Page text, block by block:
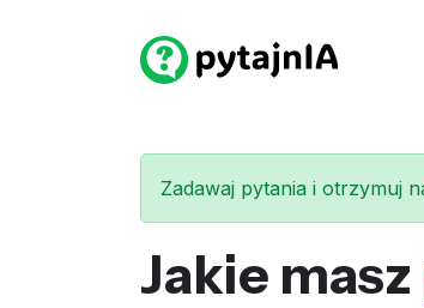
Zadawaj pytania i otrzymuj
Jakie masz